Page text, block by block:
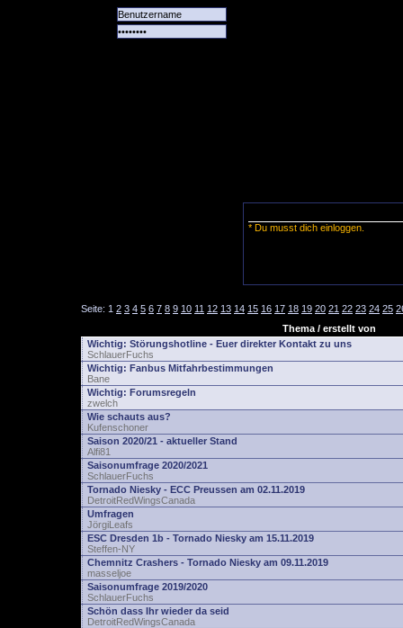
* Du musst dich einloggen.
Seite: 1 2 3 4 5 6 7 8 9 10 11 12 13 14 15 16 17 18 19 20 21 22 23 24 25
Thema / erstellt von
Wichtig: Störungshotline - Euer direkter Kontakt zu uns
SchlauerFuchs
Wichtig: Fanbus Mitfahrbestimmungen
Bane
Wichtig: Forumsregeln
zwelch
Wie schauts aus?
Kufenschoner
Saison 2020/21 - aktueller Stand
Alfi81
Saisonumfrage 2020/2021
SchlauerFuchs
Tornado Niesky - ECC Preussen am 02.11.2019
DetroitRedWingsCanada
Umfragen
JörgiLeafs
ESC Dresden 1b - Tornado Niesky am 15.11.2019
Steffen-NY
Chemnitz Crashers - Tornado Niesky am 09.11.2019
masseljoe
Saisonumfrage 2019/2020
SchlauerFuchs
Schön dass Ihr wieder da seid
DetroitRedWingsCanada